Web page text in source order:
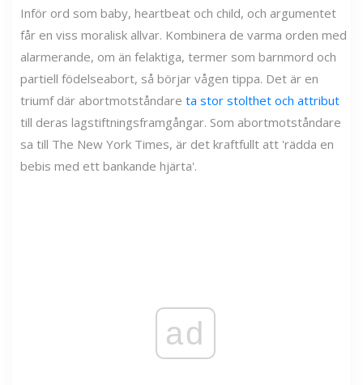
Inför ord som baby, heartbeat och child, och argumentet
får en viss moralisk allvar. Kombinera de varma orden med
alarmerande, om än felaktiga, termer som barnmord och
partiell födelseabort, så börjar vågen tippa. Det är en
triumf där abortmotståndare ta stor stolthet och attribut
till deras lagstiftningsframgångar. Som abortmotståndare
sa till The New York Times, är det kraftfullt att 'rädda en
bebis med ett bankande hjärta'.
ad